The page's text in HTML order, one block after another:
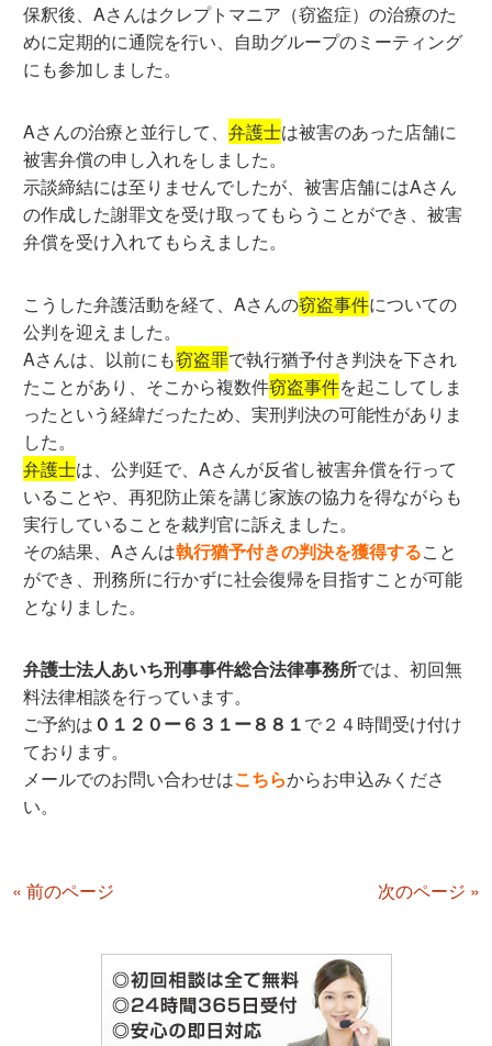
保釈後、Aさんはクレプトマニア（窃盗症）の治療のた
めに定期的に通院を行い、自助グループのミーティング
にも参加しました。
Aさんの治療と並行して、弁護士は被害のあった店舗に
被害弁償の申し入れをしました。
示談締結には至りませんでしたが、被害店舗にはAさん
の作成した謝罪文を受け取ってもらうことができ、被害
弁償を受け入れてもらえました。
こうした弁護活動を経て、Aさんの窃盗事件についての
公判を迎えました。
Aさんは、以前にも窃盗罪で執行猶予付き判決を下され
たことがあり、そこから複数件窃盗事件を起こしてしま
ったという経緯だったため、実刑判決の可能性がありま
した。
弁護士は、公判廷で、Aさんが反省し被害弁償を行って
いることや、再犯防止策を講じ家族の協力を得ながらも
実行していることを裁判官に訴えました。
その結果、Aさんは執行猶予付きの判決を獲得すること
ができ、刑務所に行かずに社会復帰を目指すことが可能
となりました。
弁護士法人あいち刑事事件総合法律事務所では、初回無
料法律相談を行っています。
ご予約は０１２０ー６３１ー８８１で２４時間受け付け
ております。
メールでのお問い合わせはこちらからお申込みくださ
い。
« 前のページ 次のページ »